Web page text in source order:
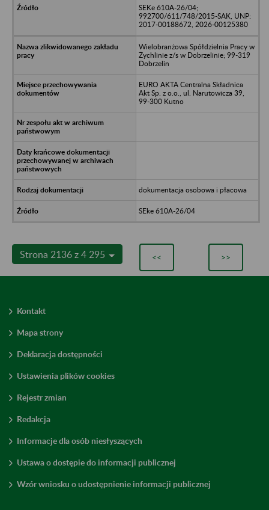
SEKe 610A-26/04;
992700/611/748/2015-SAK, UNP:
2017-00188672, 2026-00125380
Wielobranżowa Spółdzielnia Pracy w
Żychlinie z/s w Dobrzelinie; 99-319
Dobrzelin
EURO AKTA Centralna Składnica
Akt Sp. z o.o., ul. Narutowicza 39,
99-300 Kutno
dokumentacja osobowa i płacowa
SEke 610A-26/04
Strona 2136 z 4 295 << >>
Kontakt
Mapa strony
Deklaracja dostępności
Ustawienia plików cookies
Rejestr zmian
Redakcja
Informacje dla osób niesłyszących
Ustawa o dostępie do informacji publicznej
Wzór wniosku o udostępnienie informacji publicznej